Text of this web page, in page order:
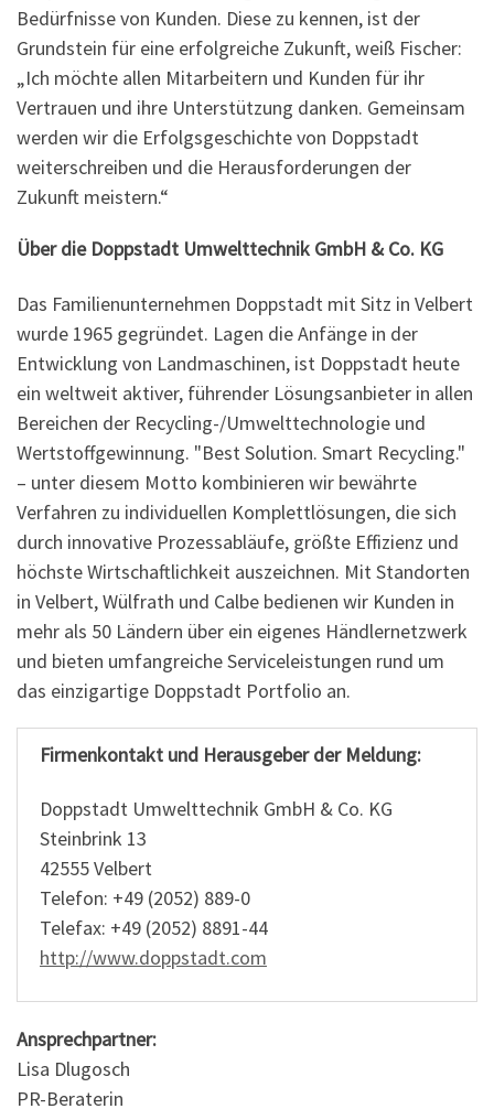
Bedürfnisse von Kunden. Diese zu kennen, ist der
Grundstein für eine erfolgreiche Zukunft, weiß Fischer:
„Ich möchte allen Mitarbeitern und Kunden für ihr
Vertrauen und ihre Unterstützung danken. Gemeinsam
werden wir die Erfolgsgeschichte von Doppstadt
weiterschreiben und die Herausforderungen der
Zukunft meistern.“
Über die Doppstadt Umwelttechnik GmbH & Co. KG
Das Familienunternehmen Doppstadt mit Sitz in Velbert
wurde 1965 gegründet. Lagen die Anfänge in der
Entwicklung von Landmaschinen, ist Doppstadt heute
ein weltweit aktiver, führender Lösungsanbieter in allen
Bereichen der Recycling-/Umwelttechnologie und
Wertstoffgewinnung. "Best Solution. Smart Recycling."
– unter diesem Motto kombinieren wir bewährte
Verfahren zu individuellen Komplettlösungen, die sich
durch innovative Prozessabläufe, größte Effizienz und
höchste Wirtschaftlichkeit auszeichnen. Mit Standorten
in Velbert, Wülfrath und Calbe bedienen wir Kunden in
mehr als 50 Ländern über ein eigenes Händlernetzwerk
und bieten umfangreiche Serviceleistungen rund um
das einzigartige Doppstadt Portfolio an.
Firmenkontakt und Herausgeber der Meldung:
Doppstadt Umwelttechnik GmbH & Co. KG
Steinbrink 13
42555 Velbert
Telefon: +49 (2052) 889-0
Telefax: +49 (2052) 8891-44
http://www.doppstadt.com
Ansprechpartner:
Lisa Dlugosch
PR-Beraterin